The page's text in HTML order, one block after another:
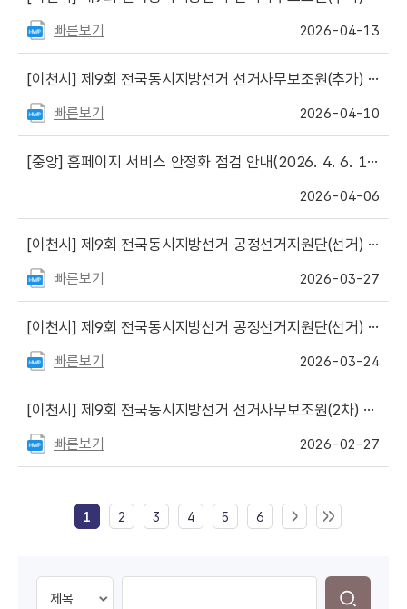
빠른보기 2026-04-13
[이천시] 제9회 전국동시지방선거 선거사무보조원(추가) 서류전형 합격자 명단 게시
빠른보기 2026-04-10
[중앙] 홈페이지 서비스 안정화 점검 안내(2026. 4. 6. 18:00 ~ 21:00)
2026-04-06
[이천시] 제9회 전국동시지방선거 공정선거지원단(선거) 최종 합격자 명단 게시
빠른보기 2026-03-27
[이천시] 제9회 전국동시지방선거 공정선거지원단(선거) 서류심사 합격자 명단 게시
빠른보기 2026-03-24
[이천시] 제9회 전국동시지방선거 선거사무보조원(2차) 최종합격자 명단 게시
빠른보기 2026-02-27
1 2 3 4 5 6